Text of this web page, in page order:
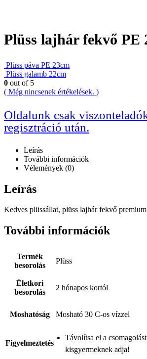
Plüss lajhár fekvő PE
Plüss páva PE 23cm
Plüss galamb 22cm
0 out of 5
( Még nincsenek értékelések. )
Oldalunk csak
regisztráció után.
Leírás
További információk
Vélemények (0)
Leírás
Kedves plüssállat, plüss lajhár fekvő
További információk
Termék
besorolás
Plüss
Életkori
besorolás
2 hónapos kortól
Moshatóság Mosható 30 C-os vízzel
Figyelmeztetés
Távolítsa el a
kisgyermeknek adja!